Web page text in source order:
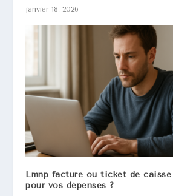
janvier 18, 2026
Lmnp facture ou ticket de
pour vos dépenses ?